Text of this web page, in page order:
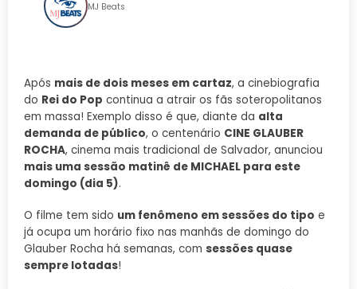
MJ Beats
Após mais de dois meses em cartaz, a cinebiografia
do Rei do Pop continua a atrair os fãs soteropolitanos
em massa! Exemplo disso é que, diante da alta
demanda de público, o centenário CINE GLAUBER
ROCHA, cinema mais tradicional de Salvador, anunciou
mais uma sessão matinê de MICHAEL para este
domingo (dia 5).
O filme tem sido um fenômeno em sessões do tipo e
já ocupa um horário fixo nas manhãs de domingo do
Glauber Rocha há semanas, com sessões quase
sempre lotadas!